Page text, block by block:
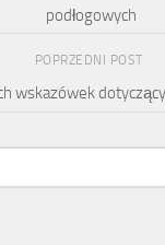
podłogowych
POPRZEDNI POST
wskazówek